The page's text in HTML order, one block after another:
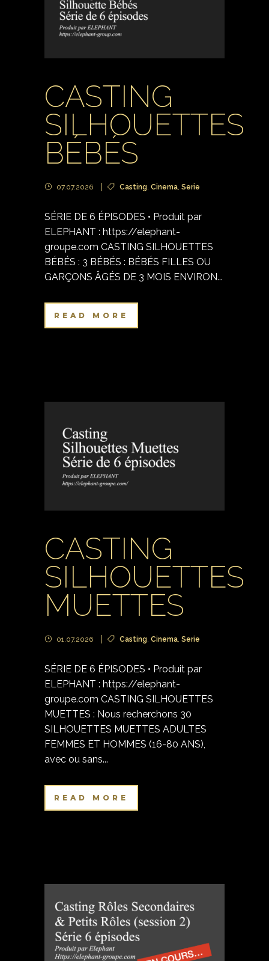
CASTING
SILHOUETTES
BÉBÉS
07.07.2026 Casting, Cinema, Serie
SÉRIE DE 6 ÉPISODES • Produit par
ELEPHANT : https://elephant-
groupe.com CASTING SILHOUETTES
BÉBÉS : 3 BÉBÉS : BÉBÉS FILLES OU
GARÇONS ÂGÉS DE 3 MOIS ENVIRON...
READ MORE
CASTING
SILHOUETTES
MUETTES
01.07.2026 Casting, Cinema, Serie
SÉRIE DE 6 ÉPISODES • Produit par
ELEPHANT : https://elephant-
groupe.com CASTING SILHOUETTES
MUETTES : Nous recherchons 30
SILHOUETTES MUETTES ADULTES
FEMMES ET HOMMES (16-80 ANS),
avec ou sans...
READ MORE